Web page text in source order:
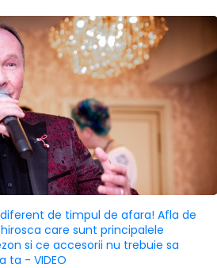
de timpul de afara! Afla de
care sunt principalele
si ce accesorii nu trebuie sa
ta - VIDEO